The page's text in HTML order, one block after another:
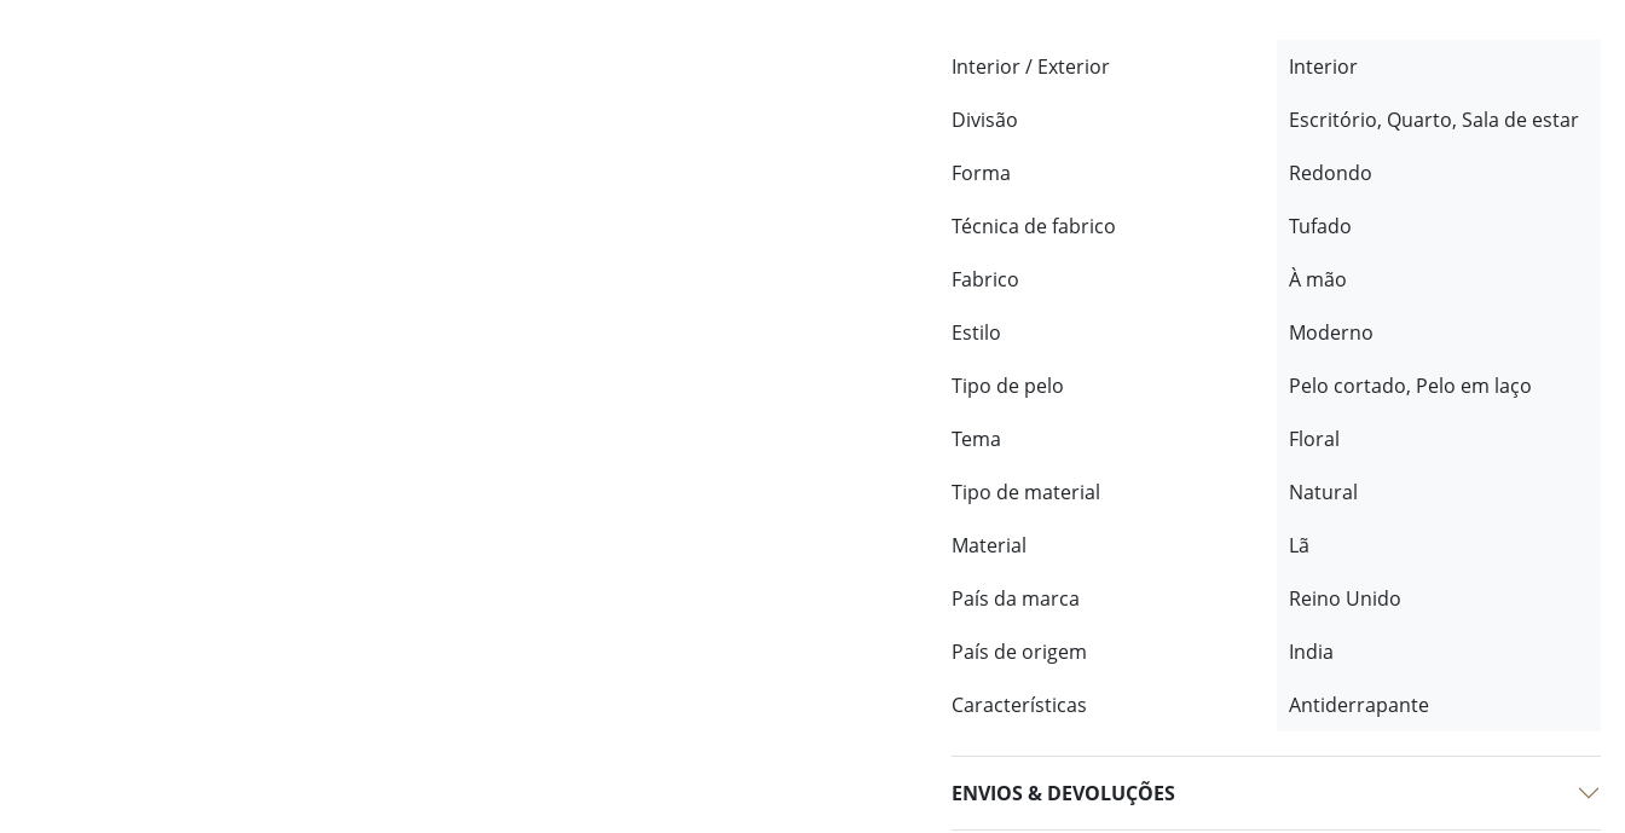
Interior / Exterior
Interior
Divisão
Escritório, Quarto, Sala de estar
Forma
Redondo
Técnica de fabrico
Tufado
Fabrico
À mão
Estilo
Moderno
Tipo de pelo
Pelo cortado, Pelo em laço
Tema
Floral
Tipo de material
Natural
Material
Lã
País da marca
Reino Unido
País de origem
India
Características
Antiderrapante
ENVIOS & DEVOLUÇÕES